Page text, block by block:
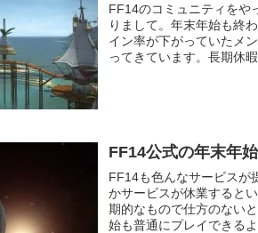
FF14のコミュニティをや
りまして。年末年始も終
イン率が下がっていたメ
ってきています。長期休
FF14公式の年末年
FF14も色んなサービスが
かサービスが休業すると
期的なもので仕方のない
始も普通にプレイできる